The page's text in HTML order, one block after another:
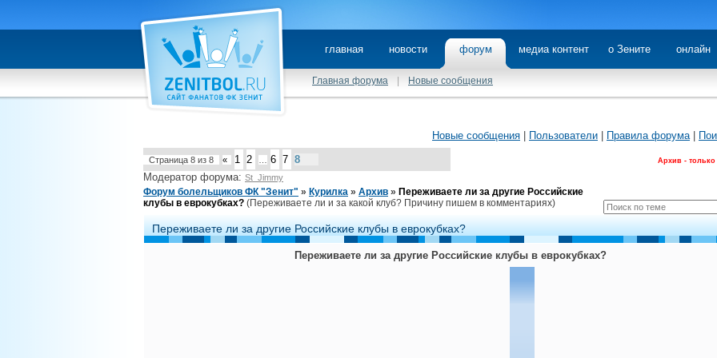
главная новости форум медиа контент о Зените онлайн
Главная форума Новые сообщения
Новые сообщения Пользователи Правила форума|
Страница 8 из 8 « 1 2 6 7 8 Архив - только
Модератор форума: St_Jimmy
Форум болельщиков ФК "Зенит" » Курилка » Архив » Переживаете ли за другие Российские
клубы в еврокубках? (Переживаете ли и за какой клуб? Причину пишем в комментариях)
Переживаете ли за другие Российские клубы в еврокубках?
Переживаете ли за другие Российские клубы в еврокубках?